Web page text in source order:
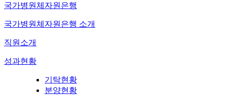
국가병원체자원은행
국가병원체자원은행 소개
직원소개
성과현황
기탁현황
분양현황